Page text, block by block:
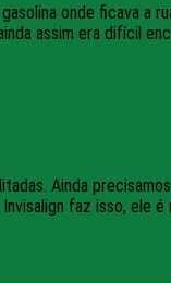
onde ficava a
assim era difícil
Ainda
faz isso, ele é